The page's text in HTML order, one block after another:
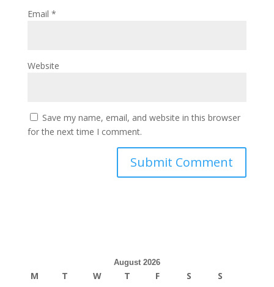
Email *
Website
Save my name, email, and website in this browser
for the next time I comment.
August 2026
M T W T F S
S